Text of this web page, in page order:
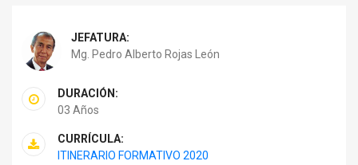
JEFATURA:
Mg. Pedro Alberto Rojas León
DURACIÓN:
03 Años
CURRÍCULA:
ITINERARIO FORMATIVO 2020